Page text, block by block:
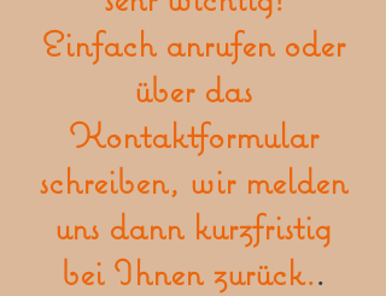
Einfach anrufen oder
über das
Kontaktformular
schreiben, wir melden
uns dann kurzfristig
bei Ihnen zurück..